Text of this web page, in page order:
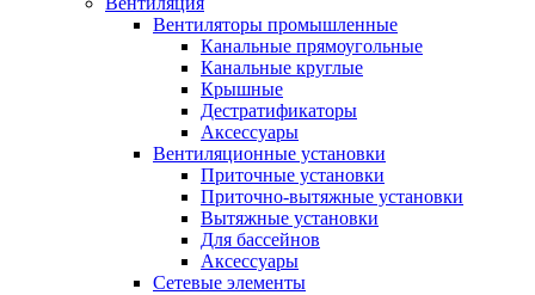
Вентиляторы промышленные
Канальные прямоугольные
Канальные круглые
Крышные
Дестратификаторы
Аксессуары
Вентиляционные установки
Приточные установки
Приточно-вытяжные установки
Вытяжные установки
Для бассейнов
Аксессуары
Сетевые элементы